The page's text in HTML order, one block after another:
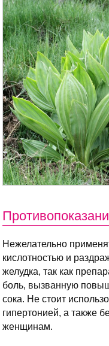
Нежелательно
кислотностью и
желудка, так как
боль, вызванную
сока. Не стоит
гипертонией, а также
женщинам.